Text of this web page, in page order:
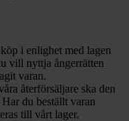
i enlighet med lagen
vill nyttja ångerrätten
varan.
återförsäljare ska den
du beställt varan
till vårt lager.